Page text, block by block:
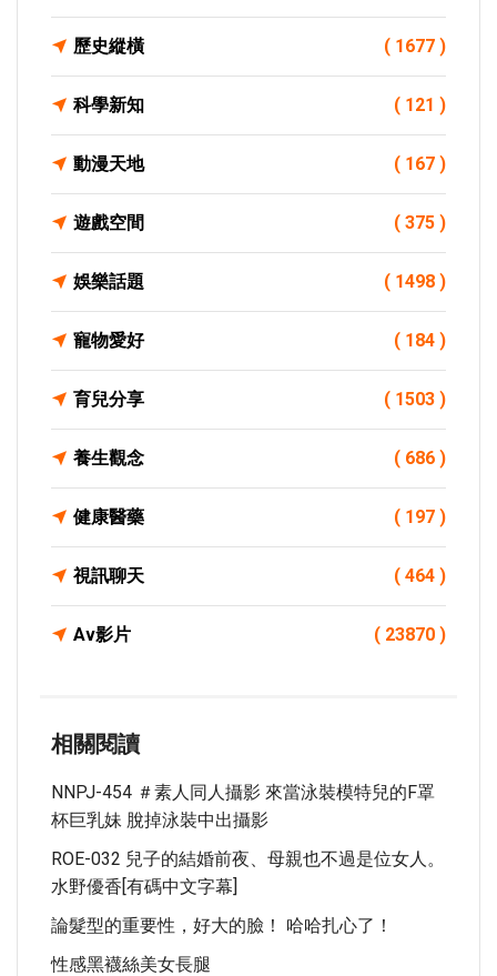
歷史縱橫 ( 1677 )
科學新知 ( 121 )
動漫天地 ( 167 )
遊戲空間 ( 375 )
娛樂話題 ( 1498 )
寵物愛好 ( 184 )
育兒分享 ( 1503 )
養生觀念 ( 686 )
健康醫藥 ( 197 )
視訊聊天 ( 464 )
Av影片 ( 23870 )
相關閱讀
NNPJ-454 ＃素人同人攝影 來當泳裝模特兒的F罩
杯巨乳妹 脫掉泳裝中出攝影
ROE-032 兒子的結婚前夜、母親也不過是位女人。
水野優香[有碼中文字幕]
論髮型的重要性，好大的臉！ 哈哈扎心了！
性感黑襪絲美女長腿